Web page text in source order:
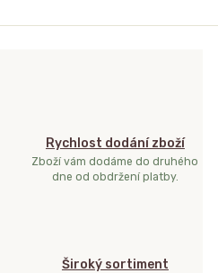
Rychlost dodání zboží
Zboží vám dodáme do druhého
dne od obdržení platby.
Široký sortiment